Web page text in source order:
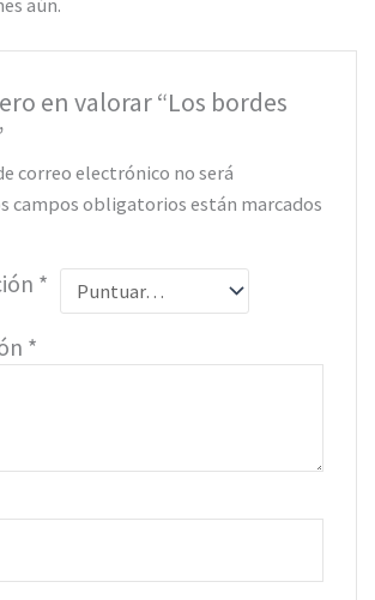
aún.
en valorar “Los bordes
correo electrónico no será
campos obligatorios están marcados
*
*